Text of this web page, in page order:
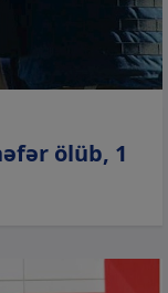
ölüb, 1